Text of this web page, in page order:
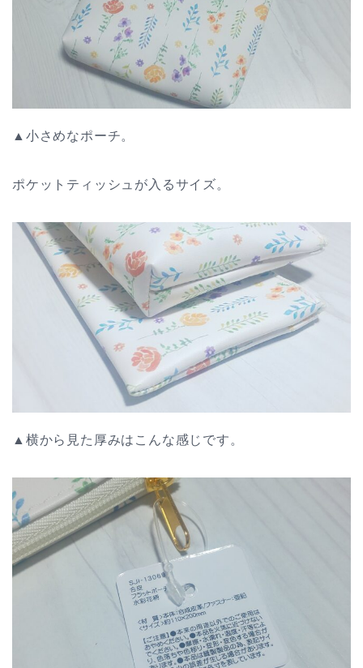
▲小さめなポーチ。
ポケットティッシュが入るサイズ。
▲横から見た厚みはこんな感じです。